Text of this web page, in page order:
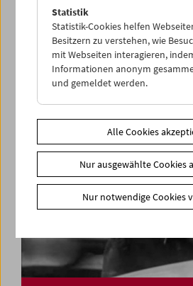
Collection on Screen: Lav Diaz
Statistik
Statistik-Cookies helfen
Besitzern zu verstehen, wie
mit Webseiten interagieren,
Informationen anonym
und gemeldet werden.
Alle Cookies
Nur ausgewählte Cookies
Nur notwendige Cookies